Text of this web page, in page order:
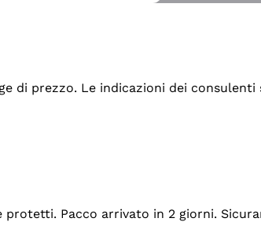
prezzo. Le indicazioni dei consulenti
Pacco arrivato in 2 giorni.